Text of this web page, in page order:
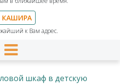
КАШИРА
к Вам адрес.
шкаф в детскую